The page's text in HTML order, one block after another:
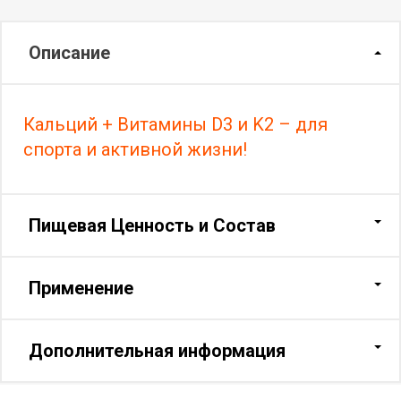
Описание
Кальций + Витамины D3 и K2 – для
спорта и активной жизни!
Пищевая Ценность и Состав
Применение
Дополнительная информация